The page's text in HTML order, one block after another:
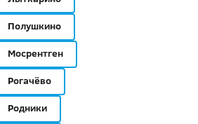
Полушкино
Мосрентген
Рогачёво
Родники